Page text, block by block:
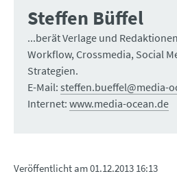
Steffen Büffel
...berät Verlage und
Workflow, Crossmedia, Social
Strategien.
E-Mail: steffen.bueffel@media-
Internet: www.media-ocean.de
Veröffentlicht am01.12.2013 16:13